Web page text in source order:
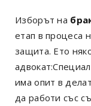
Изборът на
етап в процеса
защита. Ето
има опит в
да работи със